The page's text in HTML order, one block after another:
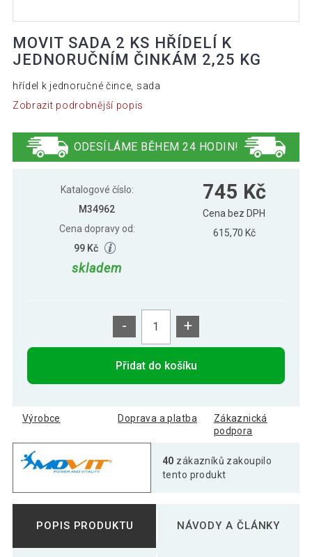
MOVIT SADA 2 KS HŘÍDELÍ K
JEDNORUČNÍM ČINKÁM 2,25 KG
hřídel k jednoručné čince, sada
Zobrazit podrobnější popis
ODESÍLÁME BĚHEM 24 HODIN!
Katalogové číslo:
M34962
Cena dopravy od:
99 Kč
skladem
745 Kč
Cena bez DPH
615,70 Kč
- +
Přidat do košíku
Výrobce Doprava a platba
Zákaznická
podpora
40 zákazníků zakoupilo
tento produkt
POPIS PRODUKTU NÁVODY A ČLÁNKY